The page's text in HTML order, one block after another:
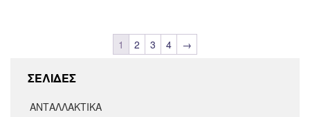
1 2 3 4 →
ΣΕΛΙΔΕΣ
ΑΝΤΑΛΛΑΚΤΙΚΑ